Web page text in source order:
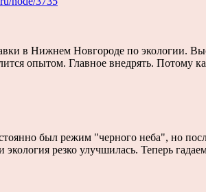
в Нижнем Новгороде по экологии.
опытом. Главное внедрять. Потому
был режим "черного неба", но
экология резко улучшилась. Теперь